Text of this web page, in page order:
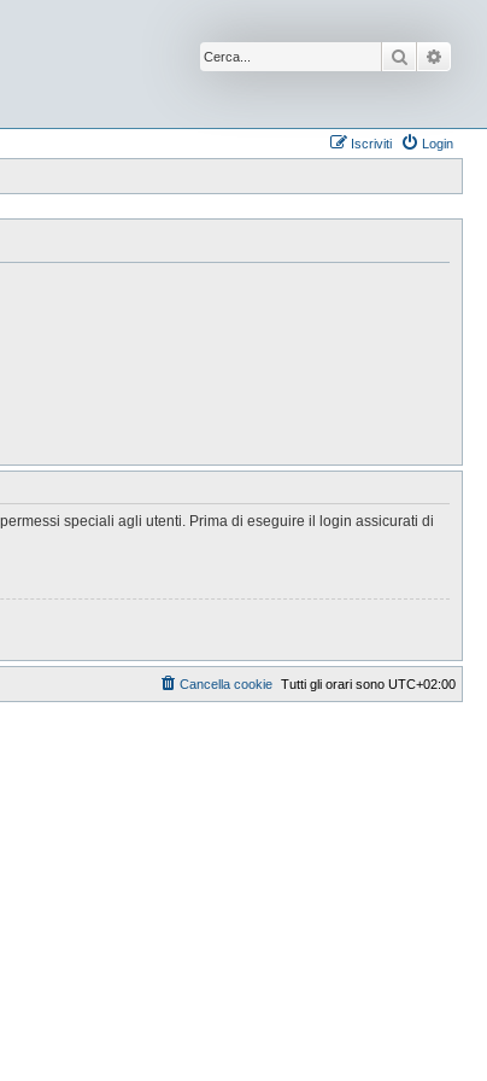
Cerca
Login
Iscriviti
speciali agli utenti. Prima di eseguire il login assicurati di
Tutti gli orari sono UTC+02:00
Cancella cookie